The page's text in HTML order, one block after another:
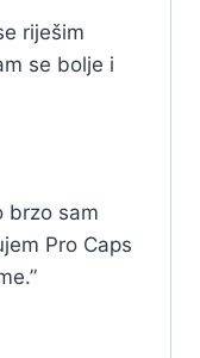
riješim
se bolje i
brzo sam
Pro Caps